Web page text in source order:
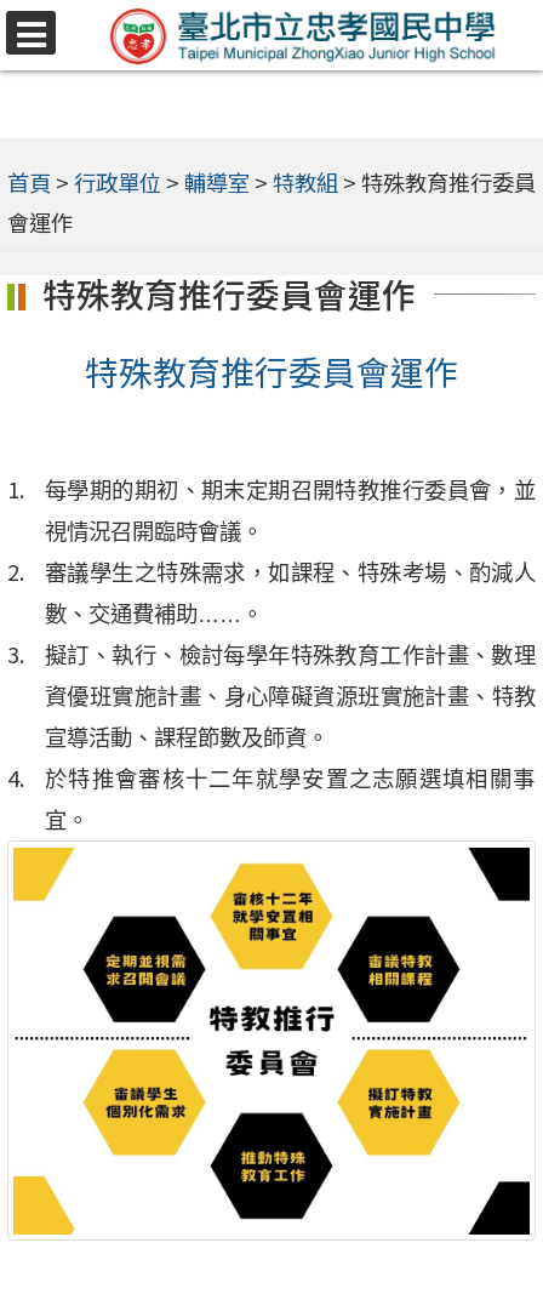
跳
至
內
容
選
首頁 > 行政單位 >輔導室 >特教組 >特殊教育推行委員
會運作
特殊教育推行委員會運作
特殊教育推行委員會運作
每學期的期初、期末定期召開特教推行委員會，並
視情況召開臨時會議。
審議學生之特殊需求，如課程、特殊考場、酌減人
數、交通費補助……。
擬訂、執行、檢討每學年特殊教育工作計畫、數理
資優班實施計畫、身心障礙資源班實施計畫、特教
宣導活動、課程節數及師資。
於特推會審核十二年就學安置之志願選填相關事
宜。